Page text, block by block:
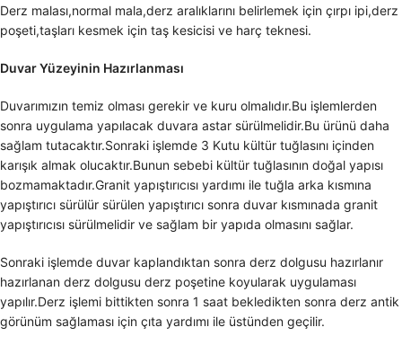
Derz malası,normal mala,derz aralıklarını belirlemek için çırpı ipi,derz
poşeti,taşları kesmek için taş kesicisi ve harç teknesi.
Duvar Yüzeyinin Hazırlanması
Duvarımızın temiz olması gerekir ve kuru olmalıdır.Bu işlemlerden
sonra uygulama yapılacak duvara astar sürülmelidir.Bu ürünü daha
sağlam tutacaktır.Sonraki işlemde 3 Kutu kültür tuğlasını içinden
karışık almak olucaktır.Bunun sebebi kültür tuğlasının doğal yapısı
bozmamaktadır.Granit yapıştırıcısı yardımı ile tuğla arka kısmına
yapıştırıcı sürülür sürülen yapıştırıcı sonra duvar kısmınada granit
yapıştırıcısı sürülmelidir ve sağlam bir yapıda olmasını sağlar.
Sonraki işlemde duvar kaplandıktan sonra derz dolgusu hazırlanır
hazırlanan derz dolgusu derz poşetine koyularak uygulaması
yapılır.Derz işlemi bittikten sonra 1 saat bekledikten sonra derz antik
görünüm sağlaması için çıta yardımı ile üstünden geçilir.